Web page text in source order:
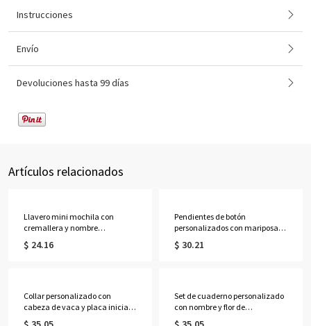
Instrucciones
Envío
Devoluciones hasta 99 días
Artículos relacionados
Llavero mini mochila con
cremallera y nombre
personalizado, estuche
organizador de auriculares de
mujeres/niñas
$ 24.16
Pendientes de botón
personalizados con mariposa
3D, pendientes delicados de
plata de ley 925, regalos de
honor.
$ 30.21
Collar personalizado con
cabeza de vaca y placa inicial,
delicada joyería occidental de
Set de cuaderno personalizado
con nombre y flor de
nacimiento "El Nuevo Capítulo",